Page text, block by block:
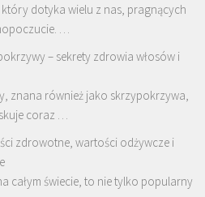
dotyka wielu z nas, pragnących
…
– sekrety zdrowia włosów i
znana również jako skrzypokrzywa,
coraz …
zdrowotne, wartości odżywcze i
całym świecie, to nie tylko popularny